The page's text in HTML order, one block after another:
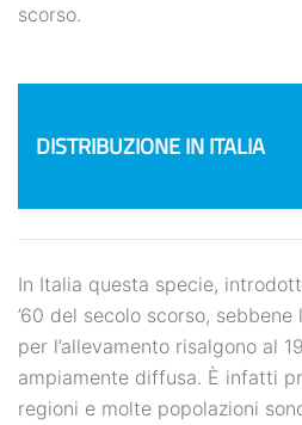
scorso.
DISTRIBUZIONE IN ITALIA
In Italia questa specie,
’60 del secolo scorso,
per l’allevamento risalgono al
ampiamente diffusa. È infatti
regioni e molte popolazioni